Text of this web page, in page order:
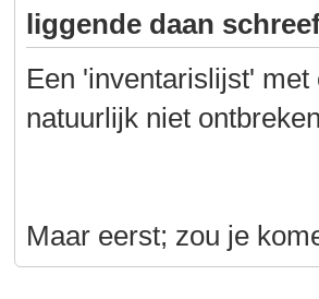
liggende daan
Een 'inventarislijst'
natuurlijk niet
Maar eerst; zou je